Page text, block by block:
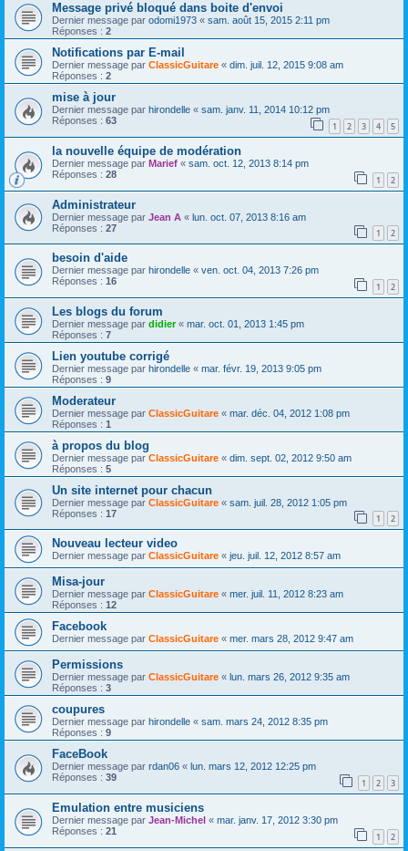
Message privé bloqué dans boite d'envoi
Dernier message par odomi1973 « sam. août 15, 2015 2:11 pm
Réponses : 2
Notifications par E-mail
Dernier message par ClassicGuitare « dim. juil. 12, 2015 9:08 am
Réponses : 2
mise à jour
Dernier message par hirondelle « sam. janv. 11, 2014 10:12 pm
Réponses : 63 1 2 3 4 5
la nouvelle équipe de modération
Dernier message par Marief « sam. oct. 12, 2013 8:14 pm
Réponses : 28 1 2
Administrateur
Dernier message par Jean A « lun. oct. 07, 2013 8:16 am
Réponses : 27 1 2
besoin d'aide
Dernier message par hirondelle « ven. oct. 04, 2013 7:26 pm
Réponses : 16 1 2
Les blogs du forum
Dernier message par didier« mar. oct. 01, 2013 1:45 pm
Réponses : 7
Lien youtube corrigé
Dernier message par hirondelle « mar. févr. 19, 2013 9:05 pm
Réponses : 9
Moderateur
Dernier message par ClassicGuitare « mar. déc. 04, 2012 1:08 pm
Réponses : 1
à propos du blog
Dernier message par ClassicGuitare « dim. sept. 02, 2012 9:50 am
Réponses : 5
Un site internet pour chacun
Dernier message par ClassicGuitare « sam. juil. 28, 2012 1:05 pm
Réponses : 17 1 2
Nouveau lecteur video
Dernier message par ClassicGuitare « jeu. juil. 12, 2012 8:57 am
Misa-jour
Dernier message par ClassicGuitare « mer. juil. 11, 2012 8:23 am
Réponses : 12
Facebook
Dernier message par ClassicGuitare « mer. mars 28, 2012 9:47 am
Permissions
Dernier message par ClassicGuitare « lun. mars 26, 2012 9:35 am
Réponses : 3
coupures
Dernier message par hirondelle « sam. mars 24, 2012 8:35 pm
Réponses : 9
FaceBook
Dernier message par rdan06 « lun. mars 12, 2012 12:25 pm
Réponses : 39 1 2 3
Emulation entre musiciens
Dernier message par Jean-Michel « mar. janv. 17, 2012 3:30 pm
Réponses : 21 1 2